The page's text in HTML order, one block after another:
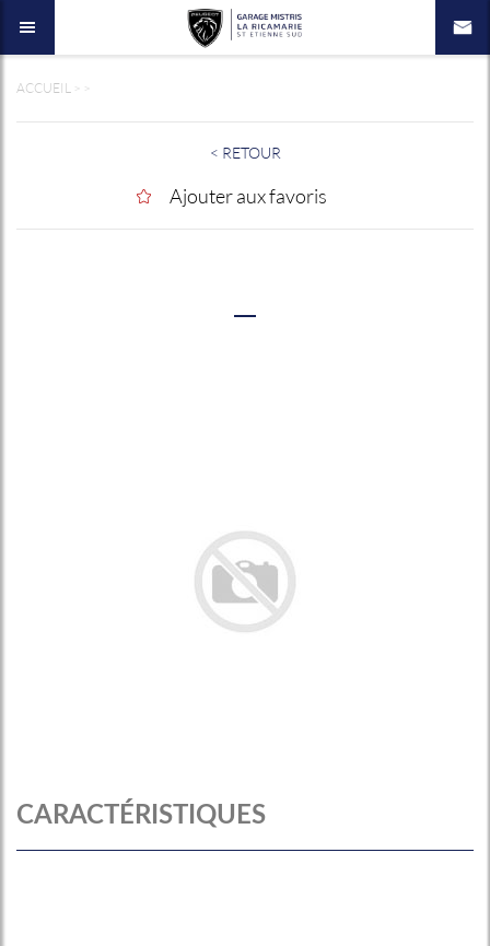
ACCUEIL
< RETOUR
Ajouter aux favoris
CARACTÉRISTIQUES